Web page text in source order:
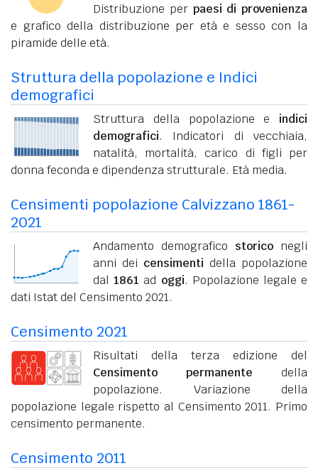
Distribuzione per paesi di provenienza
e grafico della distribuzione per età e sesso con la
piramide delle età.
Struttura della popolazione e Indici
demografici
Struttura della popolazione e indici
demografici. Indicatori di vecchiaia,
natalità, mortalità, carico di figli per
donna feconda e dipendenza strutturale. Età media.
Censimenti popolazione Calvizzano 1861-
2021
Andamento demografico storico negli
anni dei censimenti della popolazione
dal1861 ad oggi. Popolazione legale e
dati Istat del Censimento 2021.
Censimento 2021
Risultati della terza edizione del
Censimento permanente della
popolazione. Variazione della
popolazione legale rispetto al Censimento 2011. Primo
censimento permanente.
Censimento 2011